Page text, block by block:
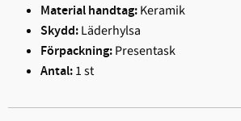
Material handtag:Keramik
Skydd:Läderhylsa
Förpackning:Presentask
Antal:1 st